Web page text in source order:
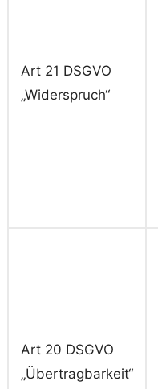
Art 21 DSGVO
„Widerspruch“
Art 20 DSGVO
„Übertragbarkeit“